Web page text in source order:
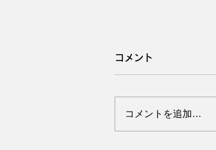
コメント
コメントを追加…